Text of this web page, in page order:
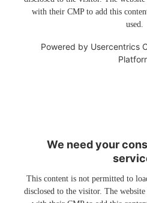
with their CMP to add this
used.
Powered by Usercentrics
We need your
This content is not permitted to
disclosed to the visitor. The